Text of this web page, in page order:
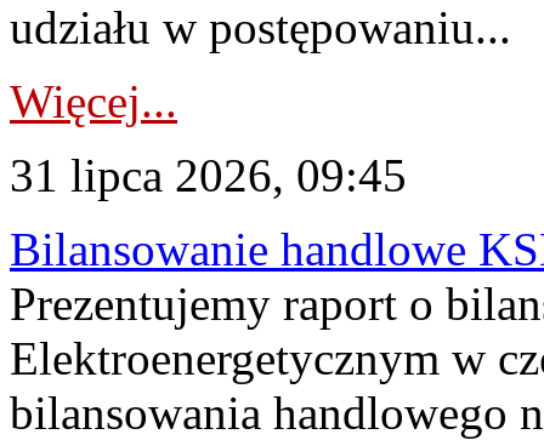
udziału w postępowaniu...
Więcej...
31 lipca 2026, 09:45
Bilansowanie handlowe
Prezentujemy raport o
Elektroenergetycznym w
bilansowania handlowego